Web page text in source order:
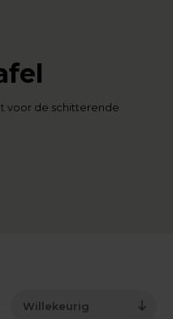
voor de schitterende
Willekeurig